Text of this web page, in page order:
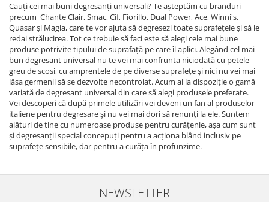
Cauți cei mai buni degresanți universali? Te așteptăm cu branduri
precum Chante Clair, Smac, Cif, Fiorillo, Dual Power, Ace, Winni's,
Quasar și Magia, care te vor ajuta să degresezi toate suprafețele și să le
redai strălucirea. Tot ce trebuie să faci este să alegi cele mai bune
produse potrivite tipului de suprafață pe care îl aplici. Alegând cel mai
bun degresant universal nu te vei mai confrunta niciodată cu petele
greu de scosi, cu amprentele de pe diverse suprafețe și nici nu vei mai
lăsa germenii să se dezvolte necontrolat. Acum ai la dispoziție o gamă
variată de degresant universal din care să alegi produsele preferate.
Vei descoperi că după primele utilizări vei deveni un fan al produselor
italiene pentru degresare și nu vei mai dori să renunți la ele. Suntem
alături de tine cu numeroase produse pentru curățenie, așa cum sunt
și degresanții special concepuți pentru a acționa blând inclusiv pe
suprafețe sensibile, dar pentru a curăța în profunzime.
NEWSLETTER